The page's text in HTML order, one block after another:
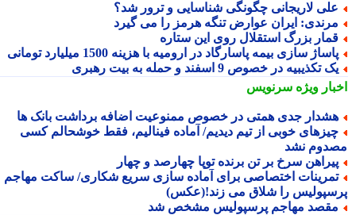
لاریجانی چگونگی شناسایی و ترور شد؟
ایران عوارض تنگه هرمز را می گیرد
بزرگ استقلال روی این ستاره
سازی بیمه پاسارگاد در ارومیه با هزینه 1500 میلیارد تومانی
تکذیبیه در خصوص 9 اسفند و حمله به بیت رهبری
ویژهسرنویس
جدی همتی در خصوص ممنوعیت اضافه برداشت بانک ها
خوبی از تیم دیدیم/ آماده فینالیم، فقط خوشحالم کسی
نشد
سرخ بر تن برنده توپا چهارصد و چهار
اختصاصی برای آماده سازی سریع شکاری/ ساکت مهاجم
را شلاق می زند!(عکس)
مهاجم پرسپولیس مشخص شد